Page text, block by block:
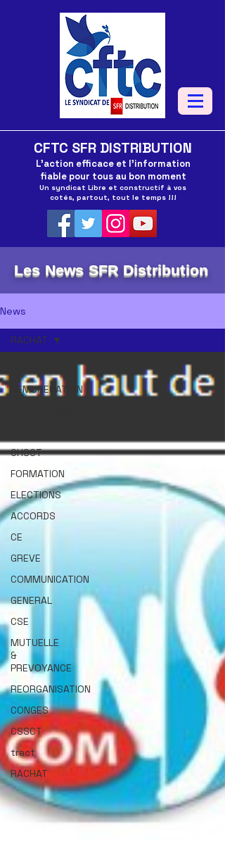
CFTC SFR DISTRIBUTION
L'action efficace et l'information
fiable pour tous au bon moment
Un syndicat Libre et constructif à vos
cotés, partout, tout le temps !!!
Les News SFR Distribution
News
REMUNERATION
CHSCT
FORMATION
ELECTIONS
ACCORDS
CE
GREVE
COMMUNICATION
GENERAL
CSE
MUTUELLE
&
PREVOYANCE
REORGANISATION
CONGES
CSSCT
tract
RACHAT
RACHAT